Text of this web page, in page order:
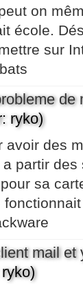
on
école.
sur
de
ryko)
avoir des
partir
sa
mail et